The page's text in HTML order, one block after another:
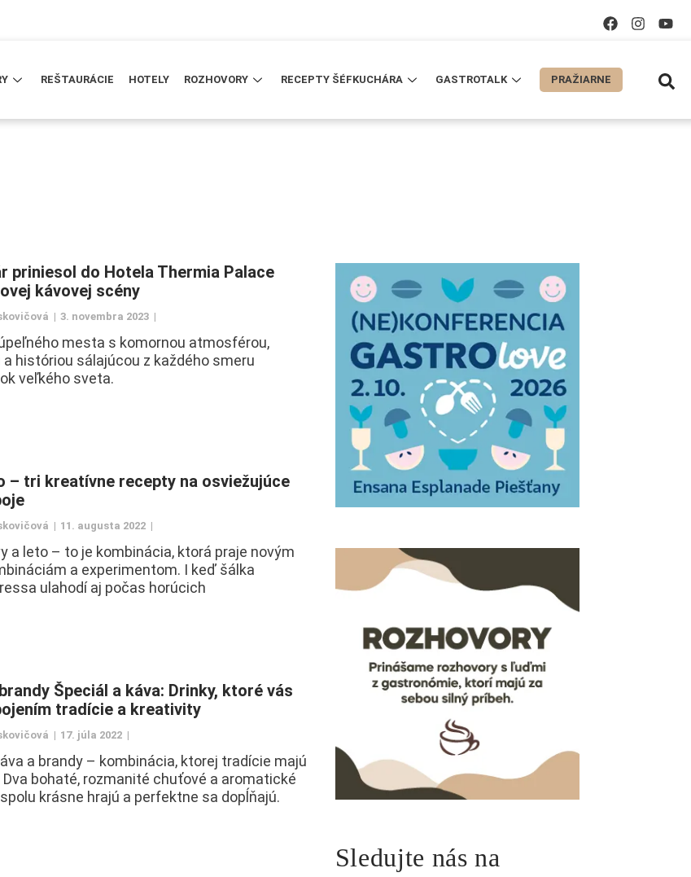
REŠTAURÁCIE HOTELY ROZHOVORY RECEPTY ŠÉFKUCHÁRA GASTROTALK PRAŽIARNE
priniesol do Hotela Thermia Palace
kávovej scény
3. novembra 2023
mesta s komornou atmosférou,
a históriou sálajúcou z každého smeru
veľkého sveta.
– tri kreatívne recepty na osviežujúce
11. augusta 2022
a leto – to je kombinácia, ktorá praje novým
a experimentom. I keď šálka
ulahodí aj počas horúcich
Špeciál a káva: Drinky, ktoré vás
tradície a kreativity
17. júla 2022
a brandy – kombinácia, ktorej tradície majú
Dva bohaté, rozmanité chuťové a aromatické
krásne hrajú a perfektne sa dopĺňajú.
Sledujte nás na